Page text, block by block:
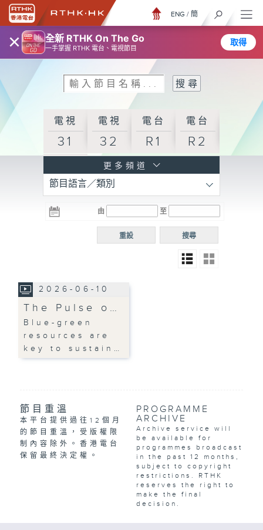
× 全新 RTHK On The Go
一手掌握 RTHK 電台、電視節目
取得
ENG / 簡
電視
31
電視
32
電台
R1
電台
R2
R3
電台 電台
R5
電台
普通
更多頻道
節目語言／類別
由 至
搜尋
重設
2026-06-10
The Pulse o…
Blue-green
resources are
key to sustain…
節目重溫
本平台提供過往12個月
的節目重溫，受版權限
制內容除外。香港電台
保留最終決定權。
PROGRAMME
ARCHIVE
Archive service will
be available for
programmes broadcast
in the past 12 months,
subject to copyright
restrictions. RTHK
reserves the right to
make the final
decision.